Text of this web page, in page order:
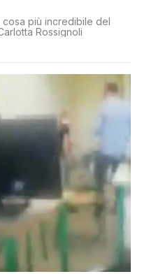
cosa più incredibile del
Rossignoli